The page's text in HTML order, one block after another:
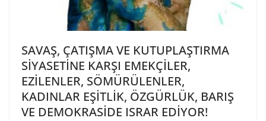
SAVAŞ, ÇATIŞMA VE KUTUPLAŞTIRMA
SİYASETİNE KARŞI EMEKÇİLER,
EZİLENLER, SÖMÜRÜLENLER,
KADINLAR EŞİTLİK, ÖZGÜRLÜK, BARIŞ
VE DEMOKRASİDE ISRAR EDİYOR!